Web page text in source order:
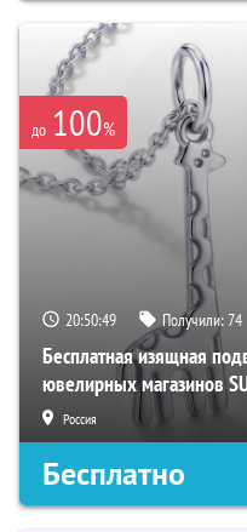
до 100%
20:50:48 Получили:74
Бесплатная изящная
ювелирных магазинов
Россия
Бесплатно